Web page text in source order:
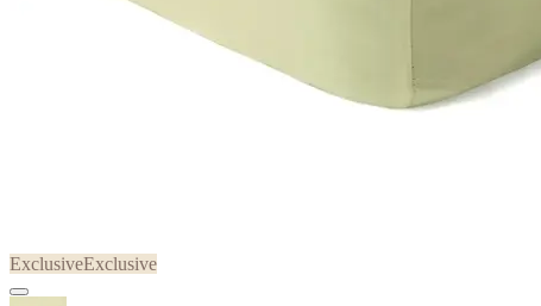
ExclusiveExclusive